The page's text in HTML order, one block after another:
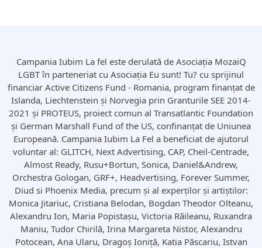
Campania Iubim La fel este derulată de Asociația MozaiQ
LGBT în parteneriat cu Asociația Eu sunt! Tu? cu sprijinul
financiar Active Citizens Fund - Romania, program finanțat de
Islanda, Liechtenstein și Norvegia prin Granturile SEE 2014-
2021 și PROTEUS, proiect comun al Transatlantic Foundation
și German Marshall Fund of the US, confinanțat de Uniunea
Europeană. Campania Iubim La Fel a beneficiat de ajutorul
voluntar al: GLITCH, Next Advertising, CAP, Cheil-Centrade,
Almost Ready, Rusu+Bortun, Sonica, Daniel&Andrew,
Orchestra Gologan, GRF+, Headvertising, Forever Summer,
Diud si Phoenix Media, precum și al experților și artiștilor:
Monica Jitariuc, Cristiana Belodan, Bogdan Theodor Olteanu,
Alexandru Ion, Maria Popistașu, Victoria Răileanu, Ruxandra
Maniu, Tudor Chirilă, Irina Margareta Nistor, Alexandru
Potocean, Ana Ularu, Dragoș Ioniță, Katia Păscariu, Istvan